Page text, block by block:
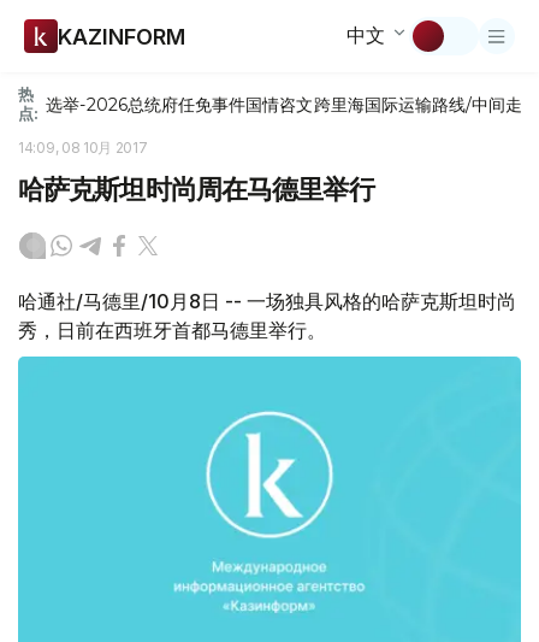
KAZINFORM 中文
热
点: 选举-2026总统府任免事件国情咨文跨里海国际运输路线/中间走廊
14:09, 08 10月 2017
哈萨克斯坦时尚周在马德里举行
哈通社/马德里/10月8日 -- 一场独具风格的哈萨克斯坦时尚
秀，日前在西班牙首都马德里举行。